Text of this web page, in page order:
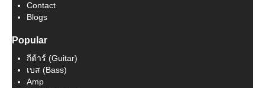
Contact
Blogs
Popular
กีต้าร์ (Guitar)
เบส (Bass)
Amp